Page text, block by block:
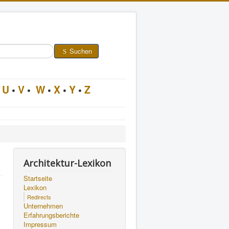
Suchen
U • V • W • X • Y • Z
Architektur-Lexikon
Startseite
Lexikon
Redirects
Unternehmen
Erfahrungsberichte
Impressum